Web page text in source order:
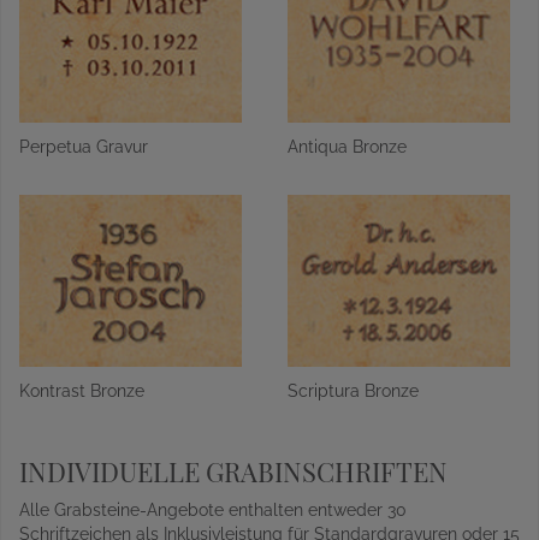
Perpetua Gravur Antiqua Bronze
Kontrast Bronze Scriptura Bronze
INDIVIDUELLE GRABINSCHRIFTEN
Alle Grabsteine-Angebote enthalten entweder 30
Schriftzeichen als Inklusivleistung für Standardgravuren oder 15